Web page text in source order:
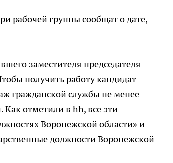
рабочей группы сообщат о дате,
заместителя председателя
получить работу кандидат
гражданской службы не менее
Как отметили в hh, все эти
Воронежской области» и
должности Воронежской